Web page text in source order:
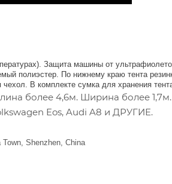
Защита машины от
полиэстер. По нижнему краю тента
В комплекте сумка для хранения
более 4,6м. Ширина более
Eos, Audi A8 и ДРУГИЕ.
Shenzhen, China